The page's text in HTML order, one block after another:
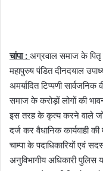
चांपा : अग्रवाल समाज के पितृ
महापुरुष पंडित दीनदयाल
अमर्यादित टिप्पणी
समाज के करोड़ों लोगों की
इस तरह के कृत्य करने वाले
दर्ज कर वैधानिक कार्यवाही
चाम्पा के पदाधिकारियों एवं
अनुविभागीय अधिकारी पुलिस